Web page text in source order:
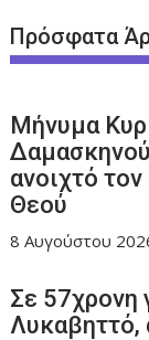
Πρόσφατα
Μήνυμα
ανοιχτό
Θεού
8 Αυγούστου
Σε 57χρονη
Λυκαβηττό,